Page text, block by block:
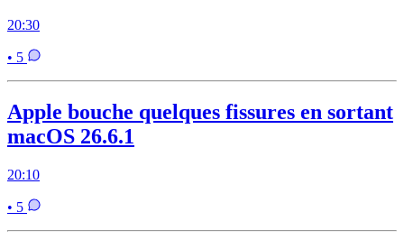
20:30
• 5
Apple bouche quelques fissures en sortant
macOS 26.6.1
20:10
• 5